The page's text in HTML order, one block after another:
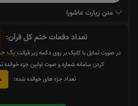
متن زیارت عاشورا
تعداد دفعات ختم کل قرآن:
در صورت تمایل با کلیک بر روی دکمه زیر قرائت یک
کردن سامانه شماره و صوت اولین جزء خوانده
تعداد جزء های خوانده شده: